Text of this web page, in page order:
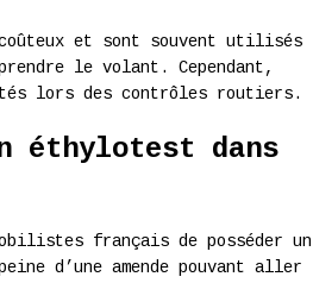
et sont souvent utilisés
le volant. Cependant,
lors des contrôles routiers.
éthylotest dans
français de posséder un
d’une amende pouvant aller